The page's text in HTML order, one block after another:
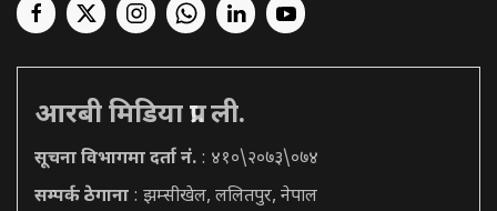
आरबी मिडिया प्रा. ली.
सूचना विभागमा दर्ता नं. : ४१०\२०७३\०७४
सम्पर्क ठेगाना : झम्सीखेल, ललितपुर, नेपाल